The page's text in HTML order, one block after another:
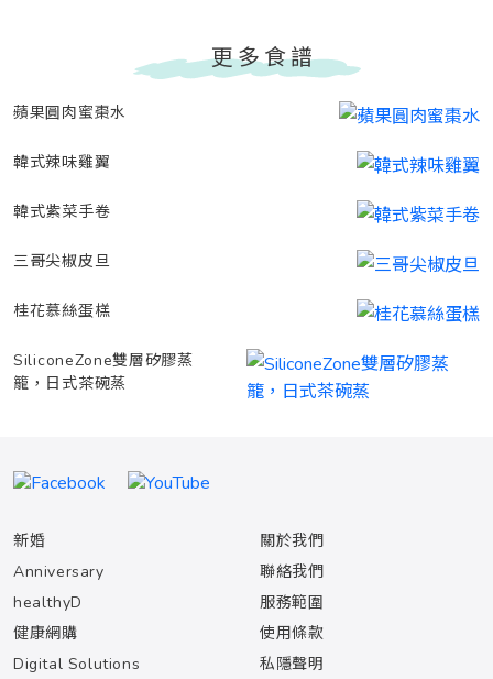
更多食譜
蘋果圓肉蜜棗水
韓式辣味雞翼
韓式紫菜手卷
三哥尖椒皮旦
桂花慕絲蛋榚
SiliconeZone雙層矽膠蒸
籠，日式茶碗蒸
新婚
Anniversary
healthyD
健康網購
Digital Solutions
關於我們
聯絡我們
服務範圍
使用條款
私隱聲明